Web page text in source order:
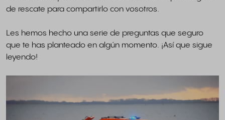
de rescate para compartirlo con vosotros.
Les hemos hecho una serie de preguntas que seguro
que te has planteado en algún momento. ¡Así que sigue
leyendo!